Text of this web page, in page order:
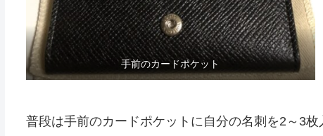
手前のカードポケット
普段は手前のカードポケットに自分の名刺を2～3